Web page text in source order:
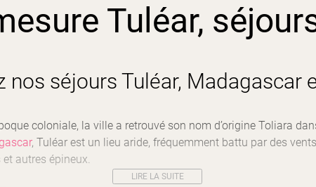
Tuléar,
nos séjours Tuléar, Madagascar
coloniale, la ville a retrouvé son nom d’origine Toliara
, Tuléar est un lieu aride, fréquemment battu par des
autres épineux.
LIRE LA SUITE